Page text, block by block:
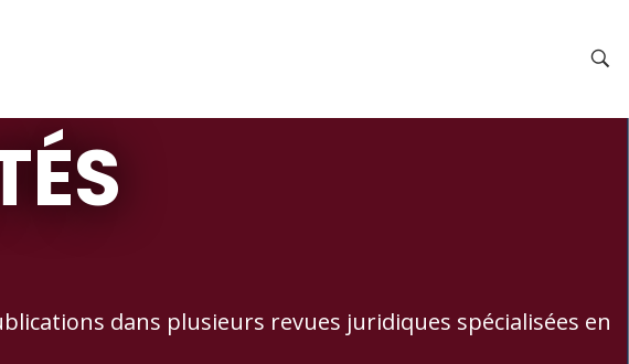
dans plusieurs revues juridiques spécialisées en